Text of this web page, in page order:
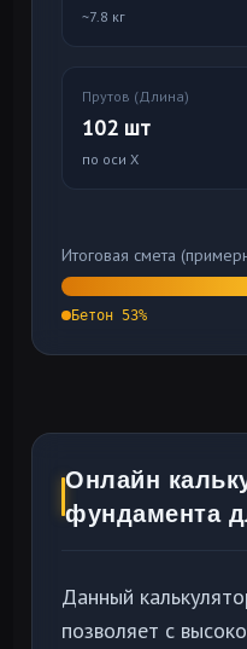
~7.8 кг
Прутов (Длина)
102 шт
по оси X
Итоговая смета
Бетон53%
Онлайн
фундамента
Данный
позволяет с